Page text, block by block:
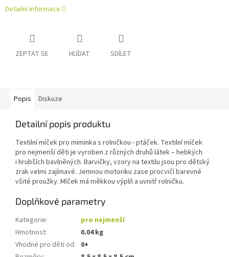
Detailní informace
ZEPTAT SE HLÍDAT SDÍLET
Popis Diskuze
Detailní popis produktu
Textilní míček pro miminka s rolničkou - ptáček. Textilní míček
pro nejmenší děti je vyroben z různých druhů látek – hebkých
i hrubších bavlněných. Barvičky, vzory na textilu jsou pro dětský
zrak velmi zajímavé. Jemnou motoriku zase procvičí barevné
všité proužky. Míček má měkkou výplň a uvnitř rolničku.
Doplňkové parametry
Kategorie:
pro nejmenší
Hmotnost:
0.04 kg
Vhodné pro děti od: 0+